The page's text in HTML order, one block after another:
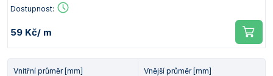
Dostupnost:
59 Kč/ m
Vnitřní průměr [mm] Vnější průměr [mm]